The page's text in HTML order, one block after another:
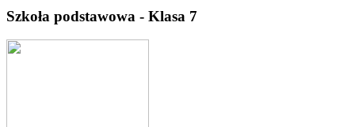
Szkoła podstawowa - Klasa 7